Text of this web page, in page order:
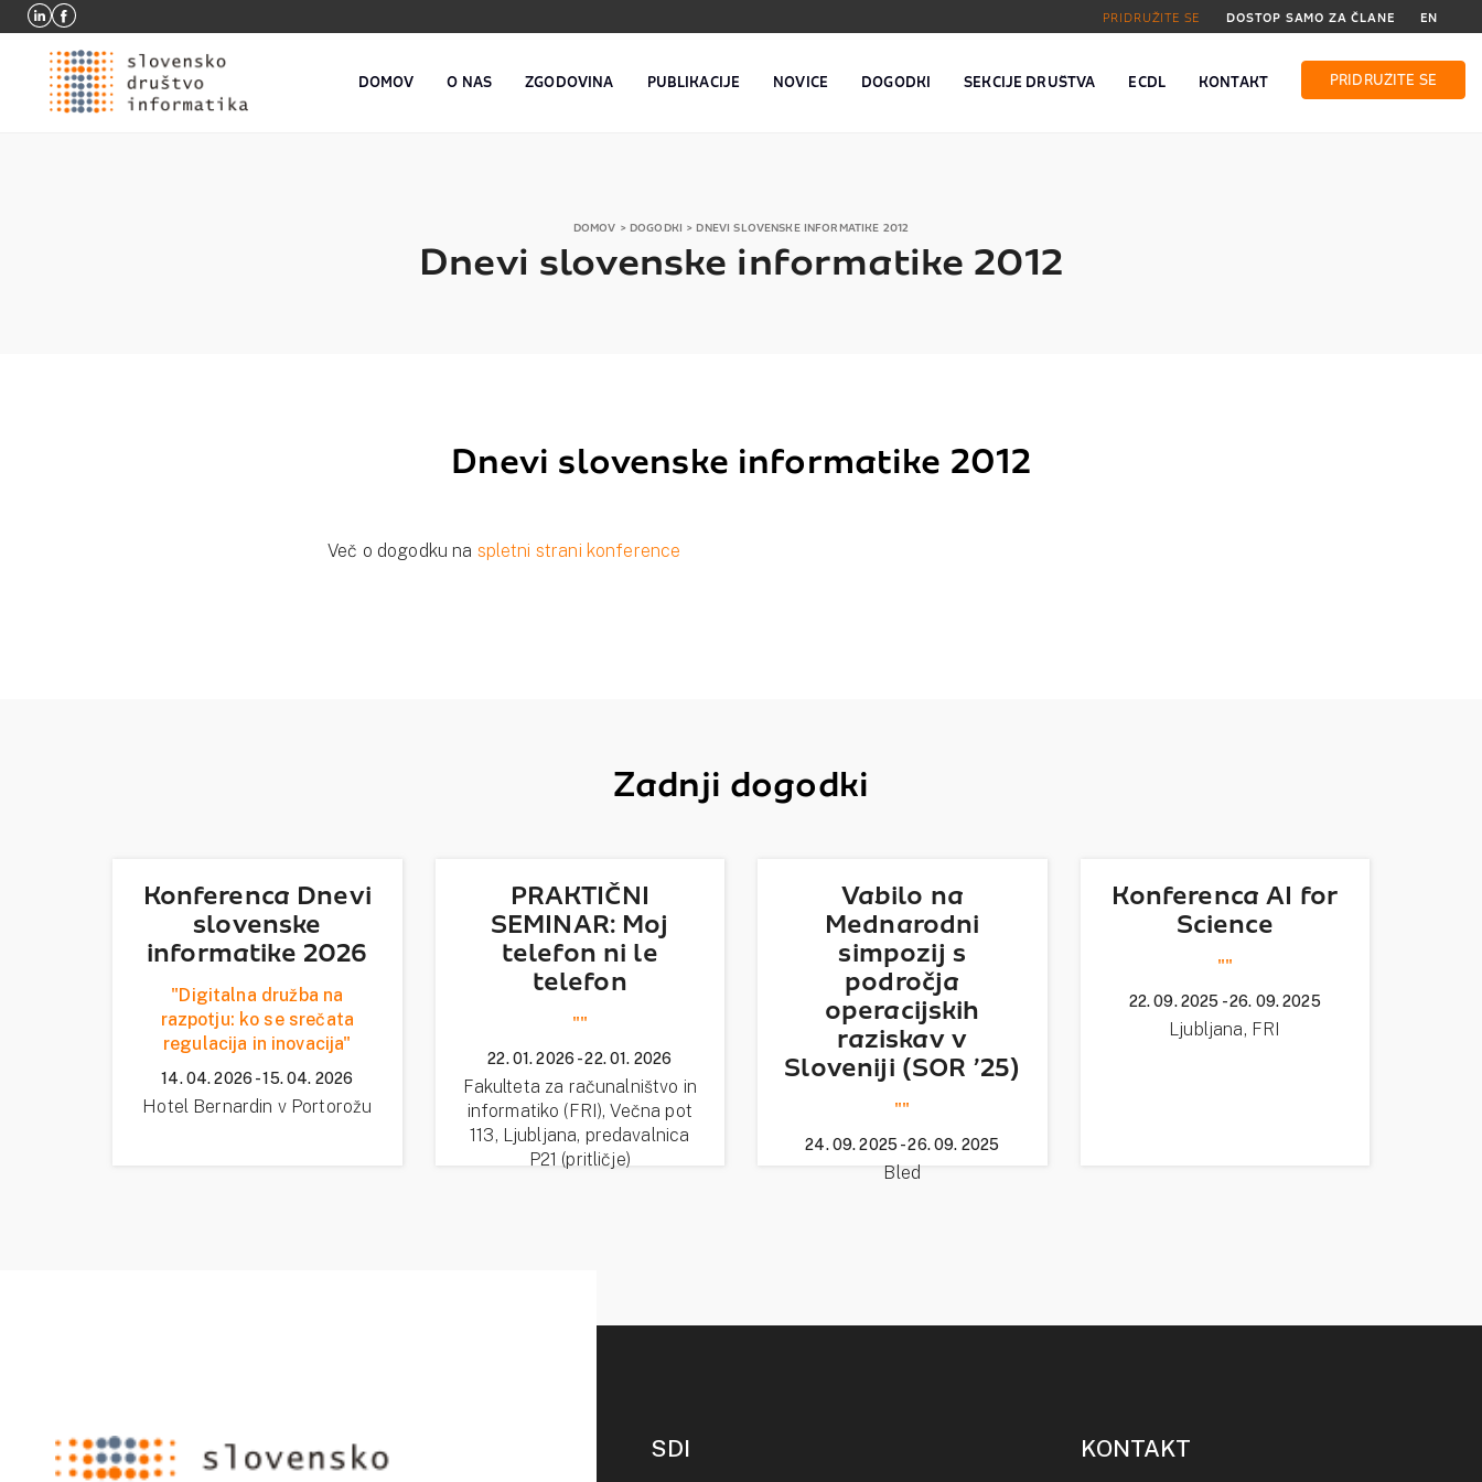
PRIDRUŽITE SE DOSTOP SAMO ZA ČLANE EN
DOMOV O NAS ZGODOVINA PUBLIKACIJE NOVICE DOGODKI SEKCIJE DRUŠTVA ECDL KONTAKT PRIDRUŽITE SE
DOMOV > DOGODKI > DNEVI SLOVENSKE INFORMATIKE 2012
Dnevi slovenske informatike 2012
Dnevi slovenske informatike 2012
Več o dogodku na spletni strani konference
Zadnji dogodki
Konferenca Dnevi
slovenske
informatike 2026
"Digitalna družba na
razpotju: ko se srečata
regulacija in inovacija"
14. 04. 2026 - 15. 04. 2026
Hotel Bernardin v Portorožu
PRAKTIČNI
SEMINAR: Moj
telefon ni le
telefon
""
22. 01. 2026 - 22. 01. 2026
Fakulteta za računalništvo in
informatiko (FRI), Večna pot
113, Ljubljana, predavalnica
P21 (pritličje)
Vabilo na
Mednarodni
simpozij s
področja
operacijskih
raziskav v
Sloveniji (SOR ’25)
""
24. 09. 2025 - 26. 09. 2025
Bled
Konferenca AI for
Science
""
22. 09. 2025 - 26. 09. 2025
Ljubljana, FRI
SDI KONTAKT